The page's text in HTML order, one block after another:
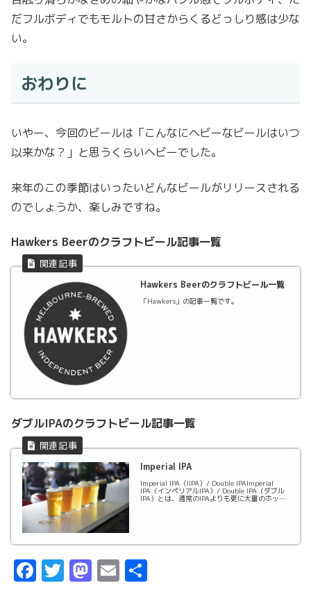
だフルボディでもモルトの甘さからくるどっしり感は少な
い。
おわりに
いやー、今回のビールは「こんなにヘビーなビールはいつ
以来かな？」と思うくらいヘビーでした。
来年のこの季節はいったいどんなビールがリリースされる
のでしょうか、楽しみですね。
Hawkers Beerのクラフトビール記事一覧
Hawkers Beerのクラフトビール一覧
「Hawkers」の記事一覧です。
ダブルIPAのクラフトビール記事一覧
Imperial IPA
Imperial IPA（IIPA）/ Double IPAImperial
IPA（インペリアルIPA）/ Double IPA（ダブル
IPA）とは、通常のIPAよりも更に大量のホップ
F T M E